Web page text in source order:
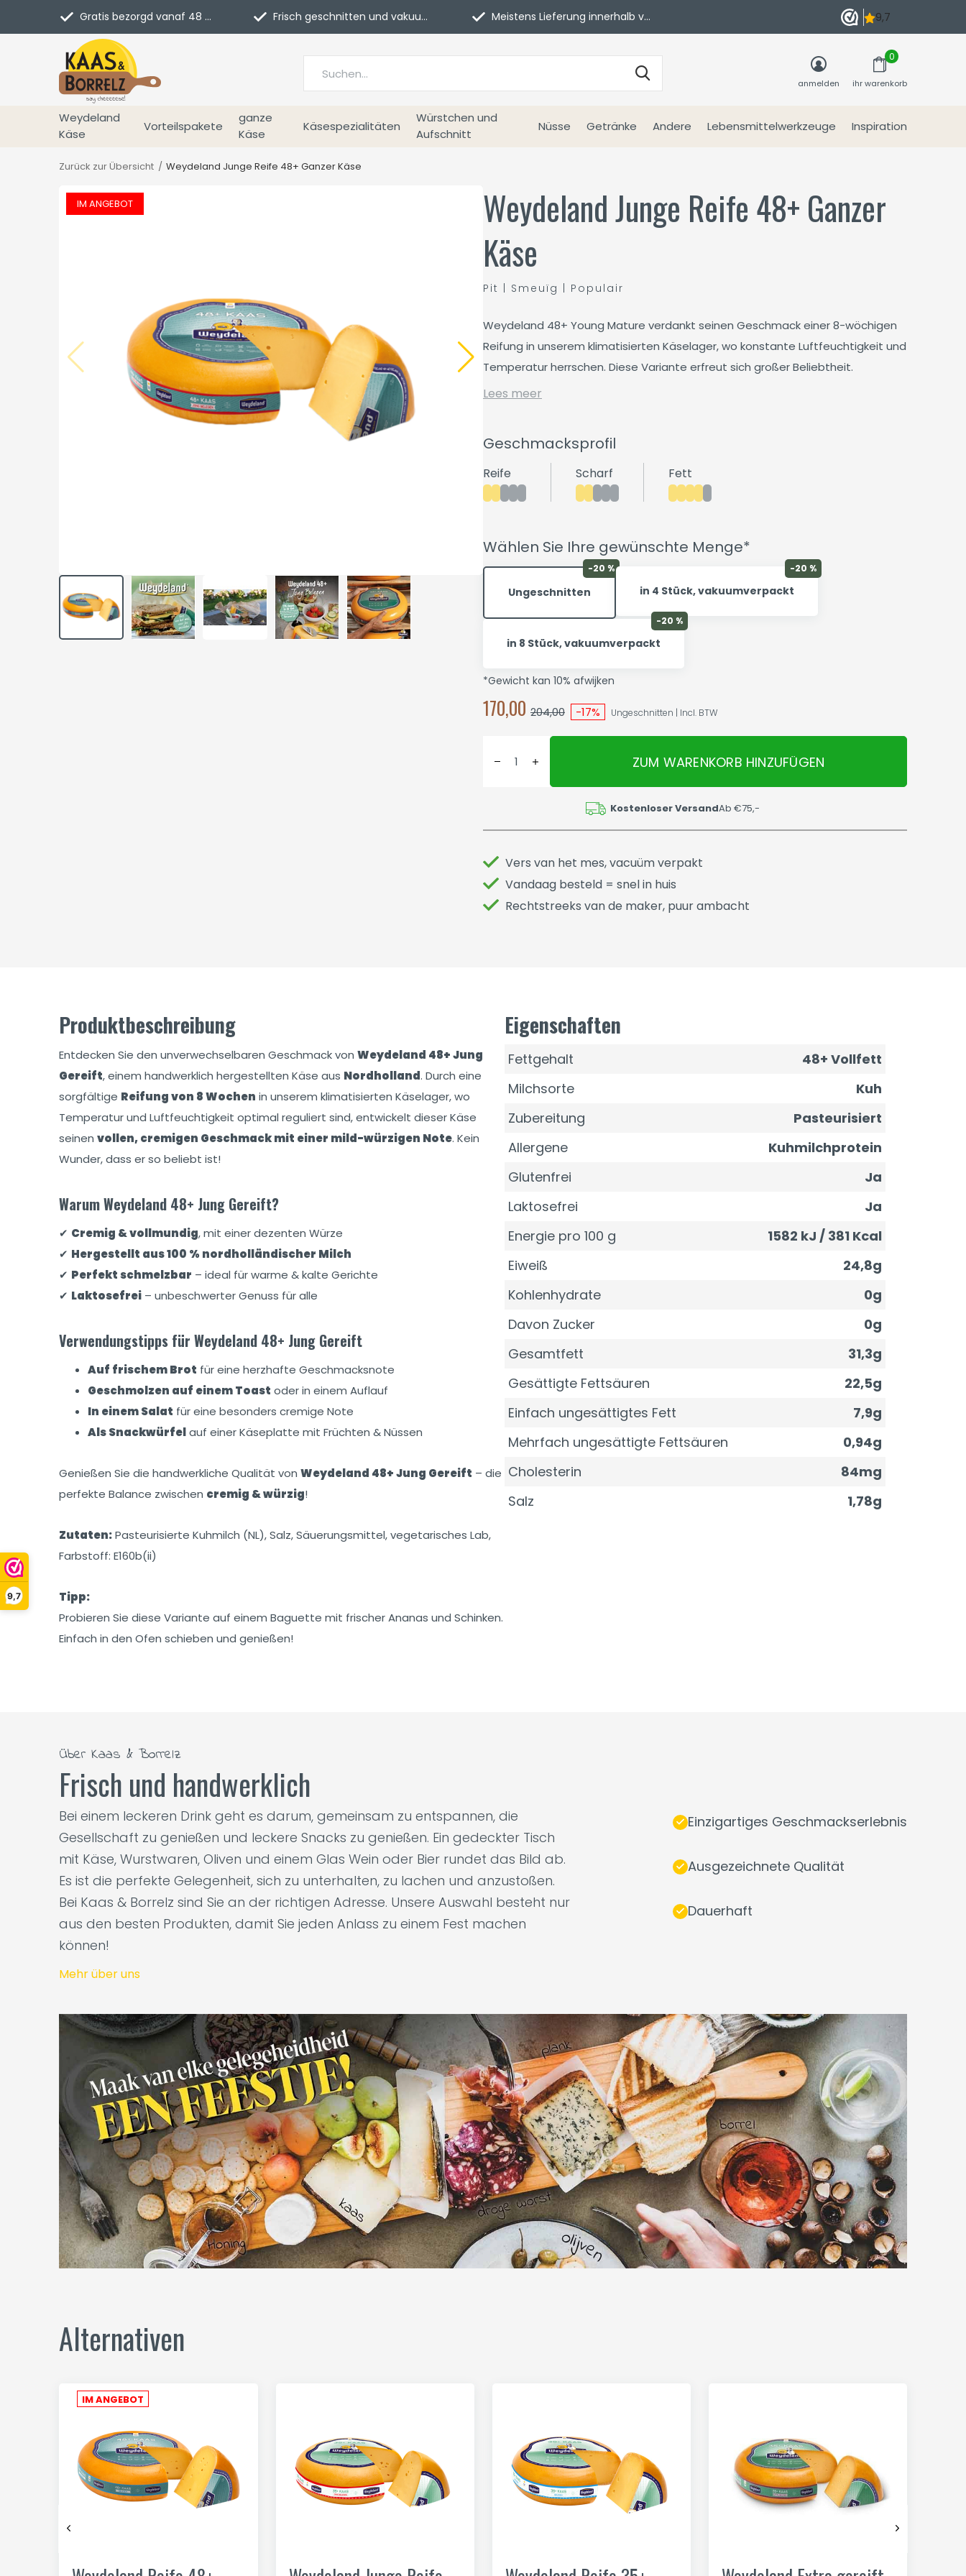
9,7
Weydeland
Käse
Vorteilspakete
ganze
Käse
Käsespezialitäten
Würstchen und
Aufschnitt
Nüsse Getränke Andere Lebensmittelwerkzeuge Inspiration
anmelden ihr warenkorb
0
Gratis bezorgd vanaf 48 euro in NL Frisch geschnitten und vakuumverpackt. Meistens Lieferung innerhalb von 3 Tagen
Zurück zur Übersicht Weydeland Junge Reife 48+ Ganzer Käse
IM ANGEBOT
Weydeland Junge Reife 48+ Ganzer
Käse
Pit | Smeuïg | Populair
Weydeland 48+ Young Mature verdankt seinen Geschmack einer 8-wöchigen
Reifung in unserem klimatisierten Käselager, wo konstante Luftfeuchtigkeit und
Temperatur herrschen. Diese Variante erfreut sich großer Beliebtheit.
Lees meer
Geschmacksprofil
Reife Scharf Fett
Wählen Sie Ihre gewünschte Menge*
-20 %
Ungeschnitten
-20 %
in 4 Stück, vakuumverpackt
-20 %
in 8 Stück, vakuumverpackt
*Gewicht kan 10% afwijken
170,00 204,00 -17% Ungeschnitten | Incl. BTW
ZUM WARENKORB HINZUFÜGEN
Kostenloser VersandAb €75,-
Vers van het mes, vacuüm verpakt
Vandaag besteld = snel in huis
Rechtstreeks van de maker, puur ambacht
Produktbeschreibung
Entdecken Sie den unverwechselbaren Geschmack von Weydeland 48+ Jung
Gereift, einem handwerklich hergestellten Käse aus Nordholland. Durch eine
sorgfältige Reifung von 8 Wochen in unserem klimatisierten Käselager, wo
Temperatur und Luftfeuchtigkeit optimal reguliert sind, entwickelt dieser Käse
seinen vollen, cremigen Geschmack mit einer mild-würzigen Note. Kein
Wunder, dass er so beliebt ist!
Warum Weydeland 48+ Jung Gereift?
✔ Cremig & vollmundig, mit einer dezenten Würze
✔ Hergestellt aus 100 % nordholländischer Milch
✔ Perfekt schmelzbar – ideal für warme & kalte Gerichte
✔ Laktosefrei – unbeschwerter Genuss für alle
Verwendungstipps für Weydeland 48+ Jung Gereift
Auf frischem Brot für eine herzhafte Geschmacksnote
Geschmolzen auf einem Toast oder in einem Auflauf
In einem Salat für eine besonders cremige Note
Als Snackwürfelauf einer Käseplatte mit Früchten & Nüssen
Genießen Sie die handwerkliche Qualität von Weydeland 48+ Jung Gereift – die
perfekte Balance zwischen cremig & würzig!
Zutaten:Pasteurisierte Kuhmilch (NL), Salz, Säuerungsmittel, vegetarisches Lab,
Farbstoff: E160b(ii)
Tipp:
Probieren Sie diese Variante auf einem Baguette mit frischer Ananas und Schinken.
Einfach in den Ofen schieben und genießen!
Eigenschaften
Fettgehalt
48+ Vollfett
Milchsorte
Kuh
Zubereitung
Pasteurisiert
Allergene
Kuhmilchprotein
Glutenfrei
Ja
Laktosefrei
Ja
Energie pro 100 g
1582 kJ / 381 Kcal
Eiweiß
24,8g
Kohlenhydrate
0g
Davon Zucker
0g
Gesamtfett
31,3g
Gesättigte Fettsäuren
22,5g
Einfach ungesättigtes Fett
7,9g
Mehrfach ungesättigte Fettsäuren
0,94g
Cholesterin
84mg
Salz
1,78g
Über Kaas & Borrelz
Frisch und handwerklich
Bei einem leckeren Drink geht es darum, gemeinsam zu entspannen, die
Gesellschaft zu genießen und leckere Snacks zu genießen. Ein gedeckter Tisch
mit Käse, Wurstwaren, Oliven und einem Glas Wein oder Bier rundet das Bild ab.
Es ist die perfekte Gelegenheit, sich zu unterhalten, zu lachen und anzustoßen.
Bei Kaas & Borrelz sind Sie an der richtigen Adresse. Unsere Auswahl besteht nur
aus den besten Produkten, damit Sie jeden Anlass zu einem Fest machen
können!
Mehr über uns
Einzigartiges Geschmackserlebnis
Ausgezeichnete Qualität
Dauerhaft
Alternativen
IM ANGEBOT